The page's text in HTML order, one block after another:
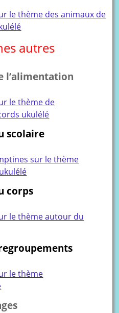
le thème des animaux de
autres
l’alimentation
le thème de
ukulélé
scolaire
sur le thème
corps
le thème autour du
le thème